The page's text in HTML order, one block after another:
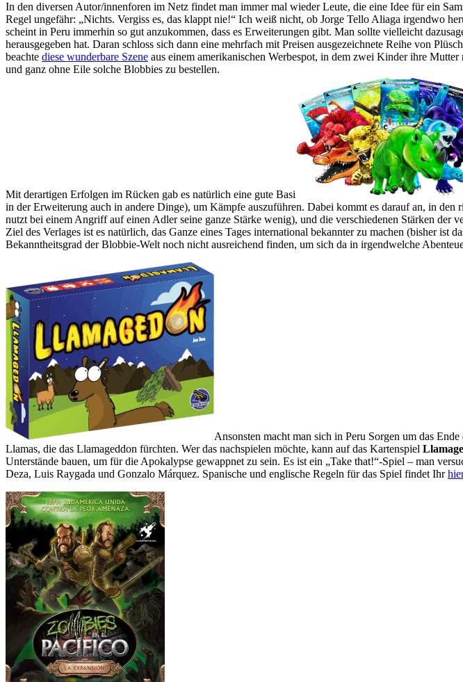
In den diversen Autor/innenforen im Netz findet man immer mal wieder Leute, die eine Idee für ein
Regel ungefähr: „Nichts. Vergiss es, das klappt nie!“ Ich weiß nicht, ob Jorge Tello Aliaga irgendwo
scheint in Peru immerhin so gut anzukommen, dass es Erweiterungen gibt. Man sollte vielleicht
herausgegeben hat. Daran schloss sich dann eine mehrfach mit Preisen ausgezeichnete Reihe von
beachte diese wunderbare Szene aus einem amerikanischen Werbespot, in dem zwei Kinder ihre
und ganz ohne Eile solche Blobbies zu bestellen.
Mit derartigen Erfolgen im Rücken gab es natürlich eine gute Basi
in der Erweiterung auch in andere Dinge), um Kämpfe auszuführen. Dabei kommt es darauf an, in
nutzt bei einem Angriff auf einen Adler seine ganze Stärke wenig), und die verschiedenen Stärken der
Ziel des Verlages ist es natürlich, das Ganze eines Tages international bekannter zu machen (bisher
Bekanntheitsgrad der Blobbie-Welt noch nicht ausreichend finden, um sich da in irgendwelche
Ansonsten macht man sich in Peru Sorgen um das
Llamas, die das Llamageddon fürchten. Wer das nachspielen möchte, kann auf das Kartenspiel
Unterstände bauen, um für die Apokalypse gewappnet zu sein. Es ist ein „Take that!“-Spiel – man
Deza, Luis Raygada und Gonzalo Márquez. Spanische und englische Regeln für das Spiel findet Ihrhier